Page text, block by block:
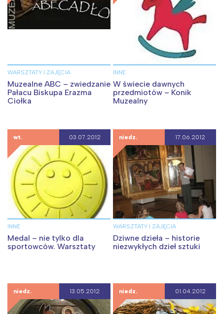
WARSZTATY I ZAJĘCIA
Muzealne ABC – zwiedzanie
Pałacu Biskupa Erazma
Ciołka
INNE
W świecie dawnych
przedmiotów – Konik
Muzealny
wt. 03.07.2012
INNE
Medal – nie tylko dla
sportowców. Warsztaty
niedz. 17.06.2012
WARSZTATY I ZAJĘCIA
Dziwne dzieła – historie
niezwykłych dzieł sztuki
niedz. 13.05.2012 niedz. 01.04.2012